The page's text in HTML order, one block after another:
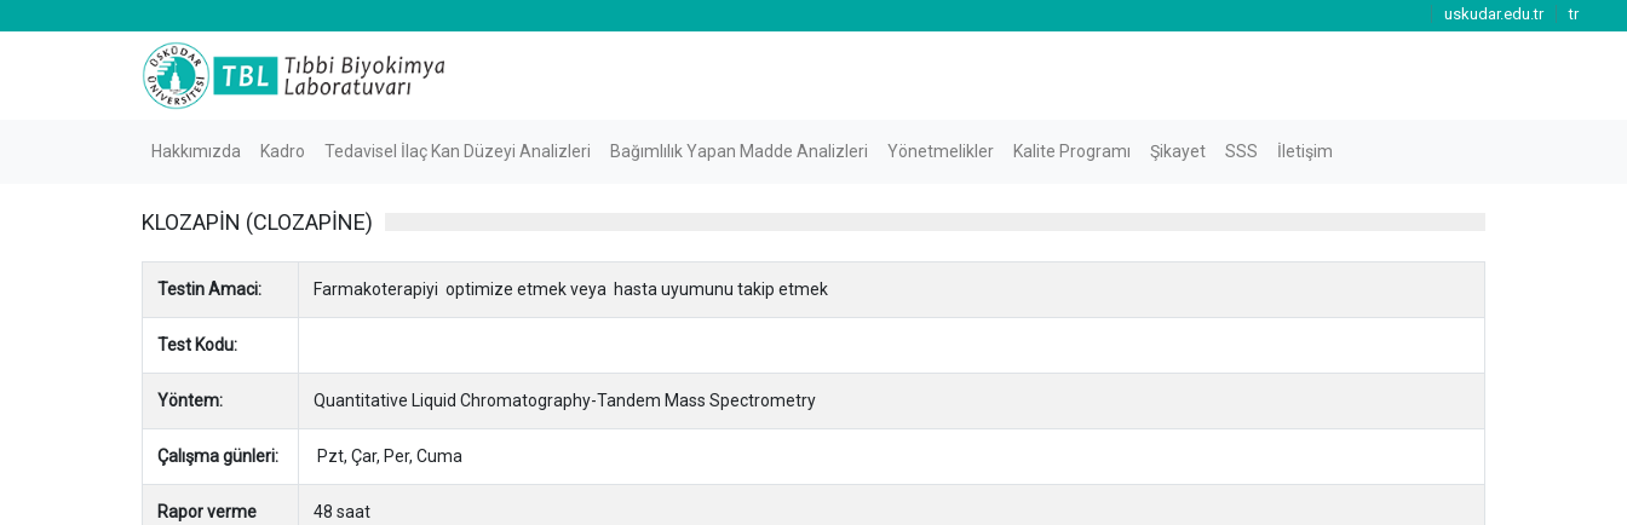
uskudar.edu.tr tr
Hakkımızda Kadro Tedavisel İlaç Kan Düzeyi Analizleri Bağımlılık Yapan Madde Analizleri Yönetmelikler Kalite Programı Şikayet SSS İletişim
KLOZAPİN (CLOZAPİNE)
Testin Amaci: Farmakoterapiyi optimize etmek veya hasta uyumunu takip etmek
Test Kodu:
Yöntem: Quantitative Liquid Chromatography-Tandem Mass Spectrometry
Çalışma günleri: Pzt, Çar, Per, Cuma
Rapor verme
48 saat